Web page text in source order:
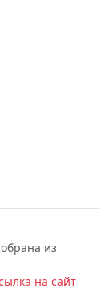
из
на сайт